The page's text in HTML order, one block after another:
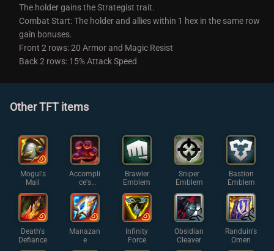
The holder gains the Strategist trait.
Combat Start: The holder and allies within 1 hex in the same row
gain bonuses.
Front 2 rows: 20 Armor and Magic Resist
Back 2 rows: 15% Attack Speed
Other TFT items
Mogul's
Mail
Accompli
ce's
Gloves
Brawler
Emblem
Sniper
Emblem
Bastion
Emblem
Death's
Defiance
Manazan
e
Infinity
Force
Obsidian
Cleaver
Randuin's
Omen